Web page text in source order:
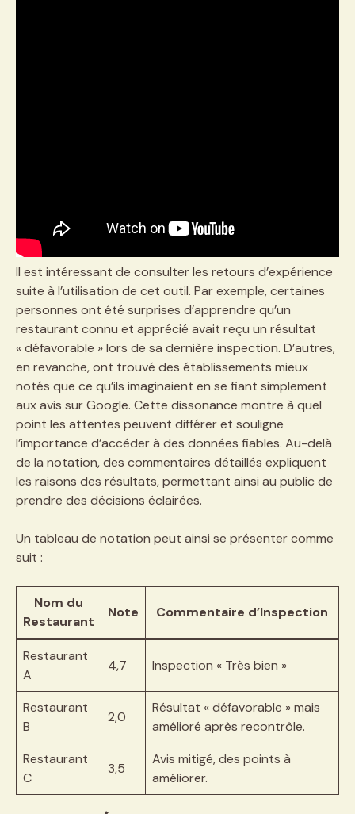
Il est intéressant de consulter les retours d’expérience
suite à l’utilisation de cet outil. Par exemple, certaines
personnes ont été surprises d’apprendre qu’un
restaurant connu et apprécié avait reçu un résultat
« défavorable » lors de sa dernière inspection. D’autres,
en revanche, ont trouvé des établissements mieux
notés que ce qu’ils imaginaient en se fiant simplement
aux avis sur Google. Cette dissonance montre à quel
point les attentes peuvent différer et souligne
l’importance d’accéder à des données fiables. Au-delà
de la notation, des commentaires détaillés expliquent
les raisons des résultats, permettant ainsi au public de
prendre des décisions éclairées.
Un tableau de notation peut ainsi se présenter comme
suit :
Nom du
Restaurant
Note Commentaire d’Inspection
Restaurant
A
4,7 Inspection « Très bien »
Restaurant
B
2,0
Résultat « défavorable » mais
amélioré après recontrôle.
Restaurant
C
3,5
Avis mitigé, des points à
améliorer.